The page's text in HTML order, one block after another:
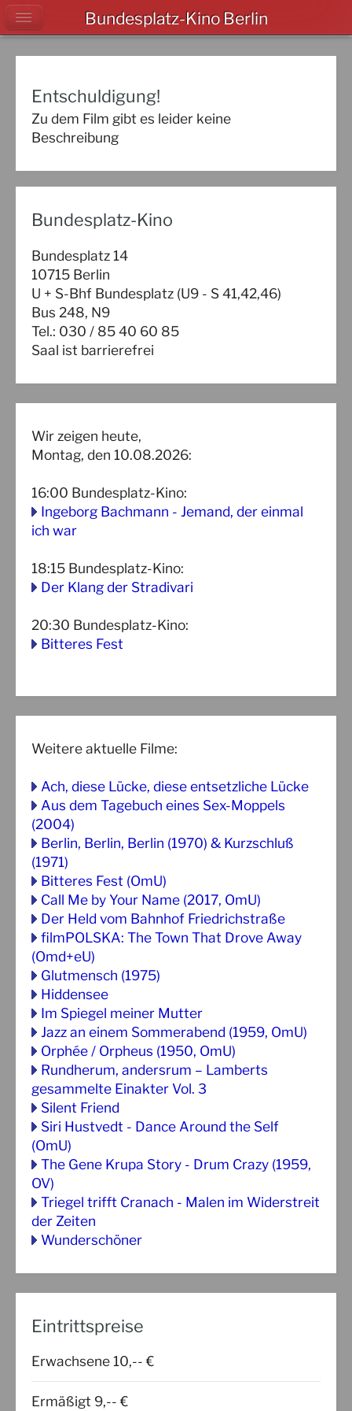
Bundesplatz-Kino
Bundesplatz 14
10715 Berlin
U + S-Bhf Bundesplatz (U9 - S 41,42,46)
Bus 248, N9
Tel.: 030 / 85 40 60 85
Saal ist barrierefrei
Wir zeigen heute,
Montag, den 10.08.2026:
16:00 Bundesplatz-Kino:
Ingeborg Bachmann - Jemand, der einmal
ich war
18:15 Bundesplatz-Kino:
Der Klang der Stradivari
20:30 Bundesplatz-Kino:
Bitteres Fest
Weitere aktuelle Filme:
Ach, diese Lücke, diese entsetzliche Lücke
Aus dem Tagebuch eines Sex-Moppels
(2004)
Berlin, Berlin, Berlin (1970) & Kurzschluß
(1971)
Bitteres Fest (OmU)
Call Me by Your Name (2017, OmU)
Der Held vom Bahnhof Friedrichstraße
filmPOLSKA: The Town That Drove Away
(Omd+eU)
Glutmensch (1975)
Hiddensee
Im Spiegel meiner Mutter
Jazz an einem Sommerabend (1959, OmU)
Orphée / Orpheus (1950, OmU)
Rundherum, andersrum – Lamberts
gesammelte Einakter Vol. 3
Silent Friend
Siri Hustvedt - Dance Around the Self
(OmU)
The Gene Krupa Story - Drum Crazy (1959,
OV)
Triegel trifft Cranach - Malen im Widerstreit
der Zeiten
Wunderschöner
Eintrittspreise
Erwachsene 10,-- €
Ermäßigt 9,-- €
Entschuldigung!
Zu dem Film gibt es leider keine
Beschreibung
Bundesplatz-Kino Berlin